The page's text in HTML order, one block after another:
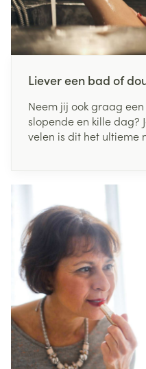
Liever een bad of
Neem jij ook graag
slopende en kille dag?
velen is dit het ultieme
Maar wat is het best